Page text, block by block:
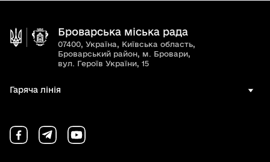
Броварська міська рада
07400, Україна, Київська область,
Броварський район, м. Бровари,
вул. Героїв України, 15
Гаряча лінія